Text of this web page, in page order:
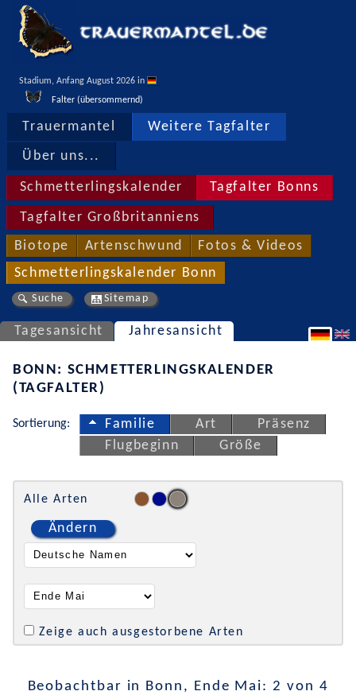
Stadium, Anfang August 2026 in
Falter (übersommernd)
Trauermantel Weitere Tagfalter
Über uns...
Schmetterlingskalender Tagfalter Bonns
Tagfalter Großbritanniens
Biotope Artenschwund Fotos & Videos
Schmetterlingskalender Bonn
Suche Sitemap
Tagesansicht Jahresansicht
BONN: SCHMETTERLINGSKALENDER
(TAGFALTER)
Sortierung: Familie Art
Präsenz
Flugbeginn
Größe
Alle Arten
Ändern
Zeige auch ausgestorbene Arten
Beobachtbar in Bonn, Ende Mai: 2 von 4